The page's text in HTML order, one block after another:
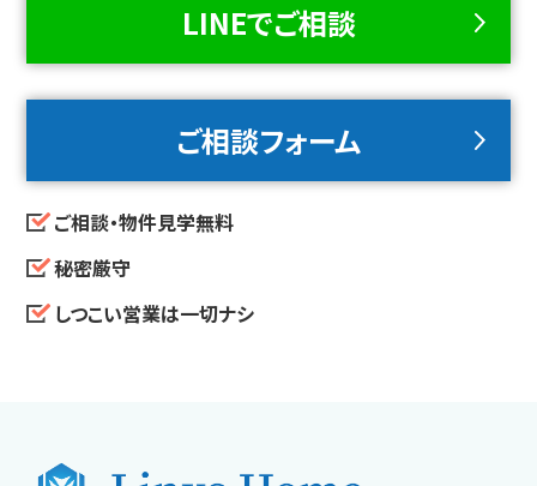
LINEでご相談
ご相談フォーム
ご相談・物件見学無料
秘密厳守
しつこい営業は一切ナシ